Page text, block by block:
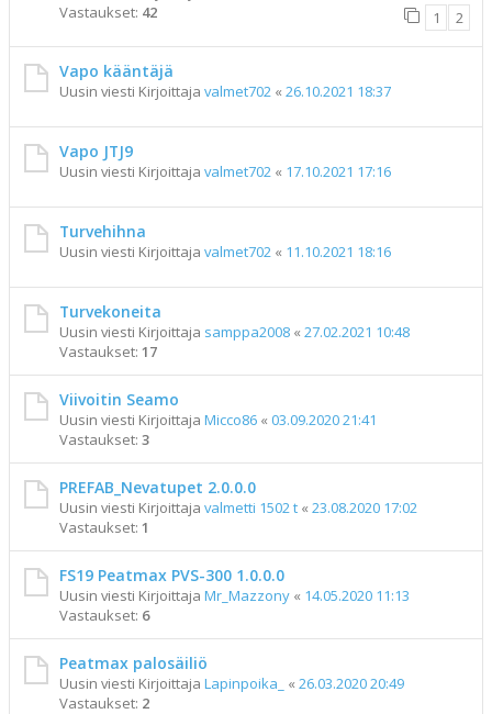
Vastaukset: 42 1 2
Vapo kääntäjä
Uusin viesti Kirjoittaja valmet702 « 26.10.2021 18:37
Vapo JTJ9
Uusin viesti Kirjoittaja valmet702 « 17.10.2021 17:16
Turvehihna
Uusin viesti Kirjoittaja valmet702 « 11.10.2021 18:16
Turvekoneita
Uusin viesti Kirjoittaja samppa2008 « 27.02.2021 10:48
Vastaukset: 17
Viivoitin Seamo
Uusin viesti Kirjoittaja Micco86 « 03.09.2020 21:41
Vastaukset: 3
PREFAB_Nevatupet 2.0.0.0
Uusin viesti Kirjoittaja valmetti 1502 t « 23.08.2020 17:02
Vastaukset: 1
FS19 Peatmax PVS-300 1.0.0.0
Uusin viesti Kirjoittaja Mr_Mazzony « 14.05.2020 11:13
Vastaukset: 6
Peatmax palosäiliö
Uusin viesti Kirjoittaja Lapinpoika_ « 26.03.2020 20:49
Vastaukset: 2